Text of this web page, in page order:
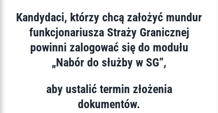
Kandydaci, którzy chcą założyć mundur
funkcjonariusza Straży Granicznej
powinni zalogować się do modułu
„Nabór do służby w SG”,
aby ustalić termin złożenia
dokumentów.